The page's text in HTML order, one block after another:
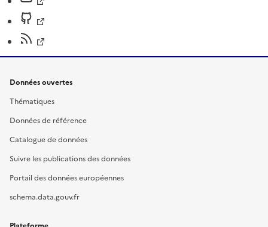
Données ouvertes
Thématiques
Données de référence
Catalogue de données
Suivre les publications des données
Portail des données européennes
schema.data.gouv.fr